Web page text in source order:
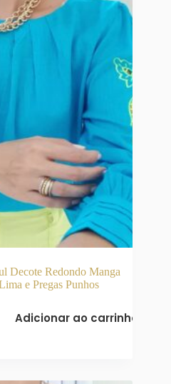
Decote Redondo Manga
e Pregas Punhos
Adicionar ao carrinho